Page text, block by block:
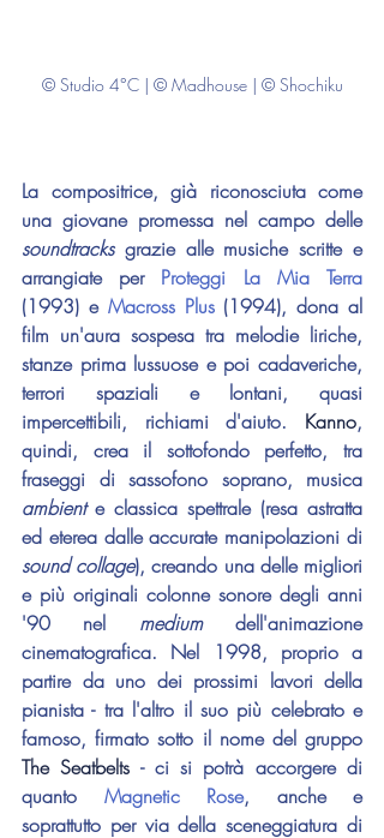
© Studio 4°C | © Madhouse | © Shochiku
La compositrice, già riconosciuta come
una giovane promessa nel campo delle
soundtracks grazie alle musiche scritte e
arrangiate per Proteggi La Mia Terra
(1993) e Macross Plus (1994), dona al
film un'aura sospesa tra melodie liriche,
stanze prima lussuose e poi cadaveriche,
terrori spaziali e lontani, quasi
impercettibili, richiami d'aiuto. Kanno,
quindi, crea il sottofondo perfetto, tra
ambient e classica spettrale (resa astratta
sound collage), creando una delle migliori
e più originali colonne sonore degli anni
'90 nel medium dell'animazione
cinematografica. Nel 1998, proprio a
partire da uno dei prossimi lavori della
pianista - tra l'altro il suo più celebrato e
The Seatbelts - ci si potrà accorgere di
quanto Magnetic Rose, anche e